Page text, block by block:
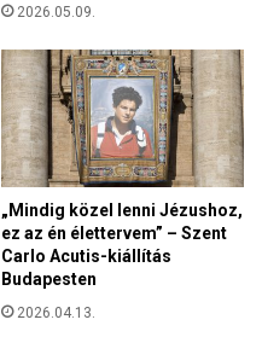
2026.05.09.
„Mindig közel lenni Jézushoz,
ez az én élettervem” – Szent
Carlo Acutis-kiállítás
Budapesten
2026.04.13.